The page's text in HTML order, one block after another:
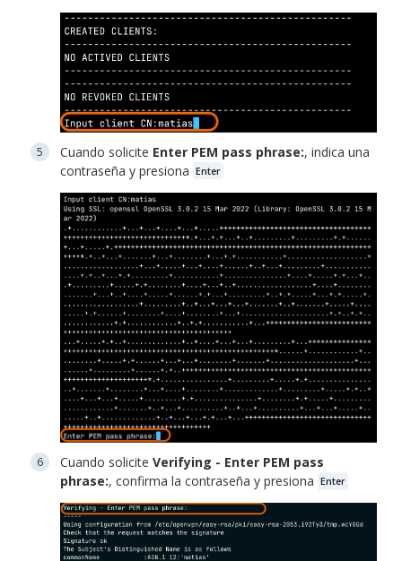
Cuando solicite Enter PEM pass phrase:, indica una
contraseña y presiona
Enter
Cuando solicite Verifying - Enter PEM pass
phrase:, confirma la contraseña y presiona Enter